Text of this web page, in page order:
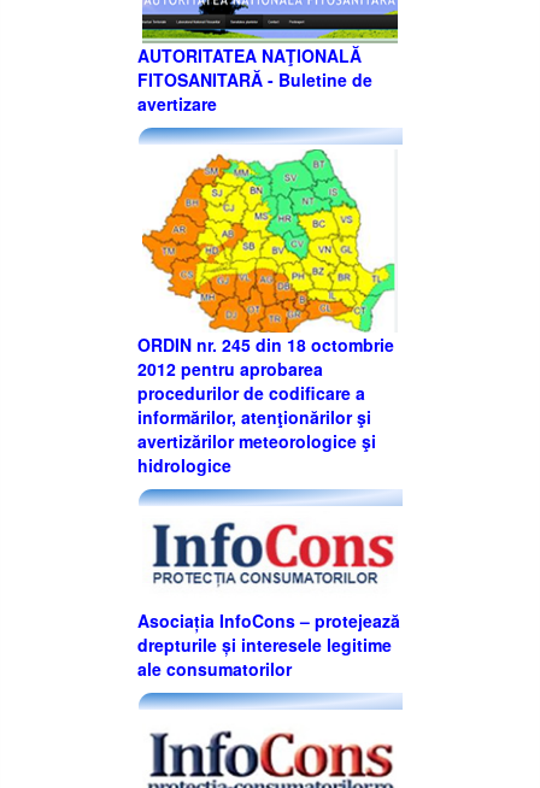
AUTORITATEA NAŢIONALĂ
FITOSANITARĂ - Buletine de
avertizare
ORDIN nr. 245 din 18 octombrie
2012 pentru aprobarea
procedurilor de codificare a
informărilor, atenţionărilor şi
avertizărilor meteorologice şi
hidrologice
Asociația InfoCons – protejează
drepturile și interesele legitime
ale consumatorilor